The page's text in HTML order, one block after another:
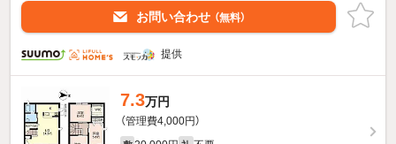
お問い合わせ （無料）
提供
7.3万円
（管理費4,000円）